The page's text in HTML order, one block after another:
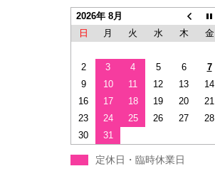
2026年 8月
日
月 火 水 木 金
2
3 4 5 6 7
9
10 11 12 13 14
16
17 18 19 20 21
23
24 25 26 27 28
30
31
定休日・臨時休業日